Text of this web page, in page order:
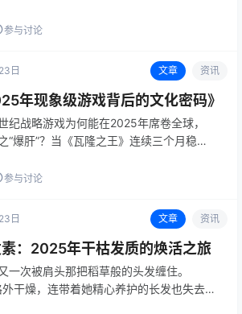
品质收获了一批忠实拥趸。但面对鱼龙混
参与讨论
日 文章 资讯
年现象级游戏背后的文化密码》
纪战略游戏为何能在2025年席卷全球，
“爆肝”？当《瓦隆之王》连续三个月稳居
。 像素背后的匠心：策略与社交的化学反
参与讨论
日 文章 资讯
：2025年干枯发质的焕活之旅
一次被肩头那把稻草般的头发缠住。
干燥，连带着她精心养护的长发也失去